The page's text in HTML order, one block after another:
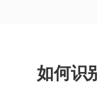
如何识